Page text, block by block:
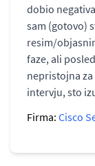
dobio
sam (gotovo)
resim/
faze, ali
nepristojna
intervju, sto
Firma: Cisco